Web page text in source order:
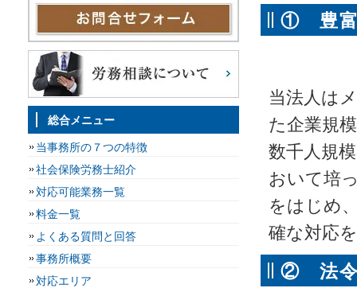
① 豊富
当法人は
た企業規
数千人規
おいて培
をはじめ
確な対応
② 法令
総合メニュー
当事務所の７つの特徴
社会保険労務士紹介
対応可能業務一覧
料金一覧
よくある質問と回答
事務所概要
対応エリア